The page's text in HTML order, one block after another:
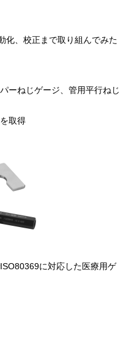
、校正まで取り組んでみた
ーねじゲージ、管用平行ねじ
取得
に対応した医療用ゲ